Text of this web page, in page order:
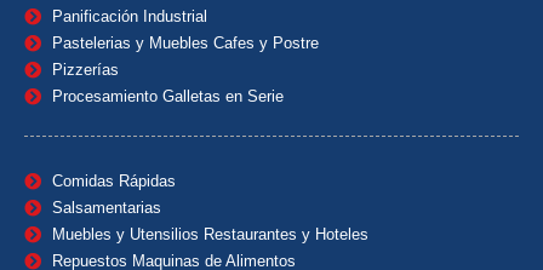
Panificación Industrial
Pastelerias y Muebles Cafes y Postre
Pizzerías
Procesamiento Galletas en Serie
Comidas Rápidas
Salsamentarias
Muebles y Utensilios Restaurantes y Hoteles
Repuestos Maquinas de Alimentos